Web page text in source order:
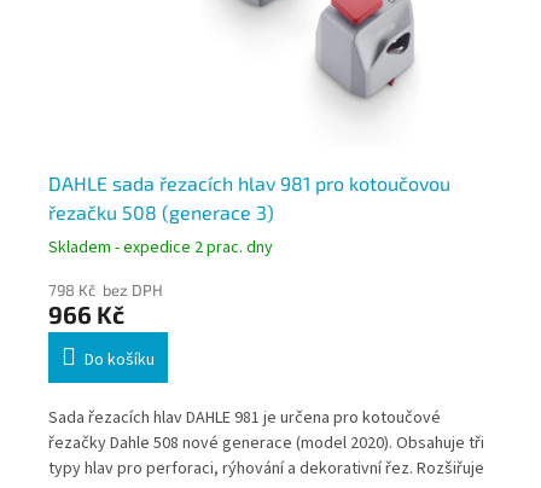
DAHLE sada řezacích hlav 981 pro kotoučovou
řezačku 508 (generace 3)
Skladem - expedice 2 prac. dny
798 Kč bez DPH
966 Kč
Do košíku
Sada řezacích hlav DAHLE 981 je určena pro kotoučové
řezačky Dahle 508 nové generace (model 2020). Obsahuje tři
typy hlav pro perforaci, rýhování a dekorativní řez. Rozšiřuje